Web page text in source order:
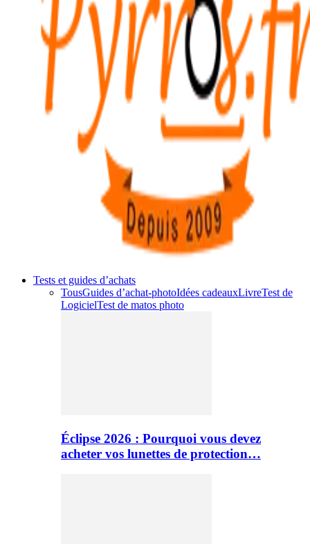
Tests et guides d’achats
TousGuides d’achat-photoIdées cadeauxLivreTest de
LogicielTest de matos photo
Éclipse 2026 : Pourquoi vous devez
acheter vos lunettes de protection…